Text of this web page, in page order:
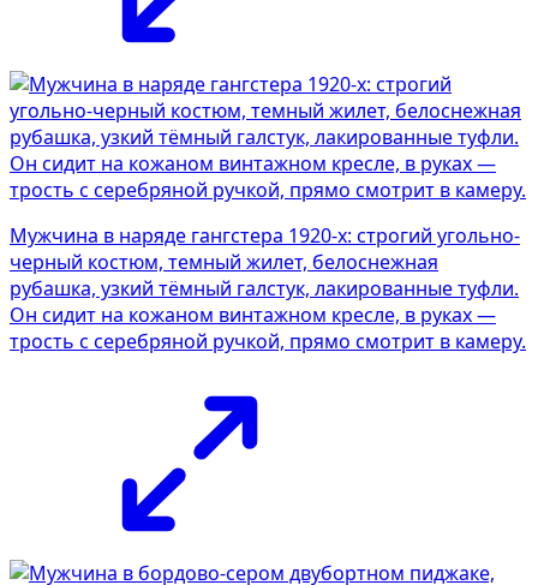
Мужчина в наряде гангстера 1920-х: строгий угольно-
черный костюм, темный жилет, белоснежная
рубашка, узкий тёмный галстук, лакированные туфли.
Он сидит на кожаном винтажном кресле, в руках —
трость с серебряной ручкой, прямо смотрит в камеру.